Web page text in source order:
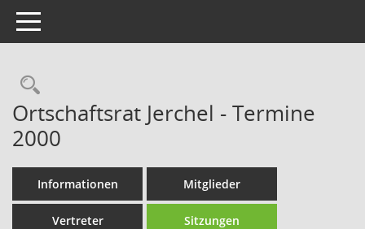
Toggle navigation
Rechercheauswahl
Ortschaftsrat Jerchel - Termine
2000
Informationen Mitglieder
Vertreter Sitzungen